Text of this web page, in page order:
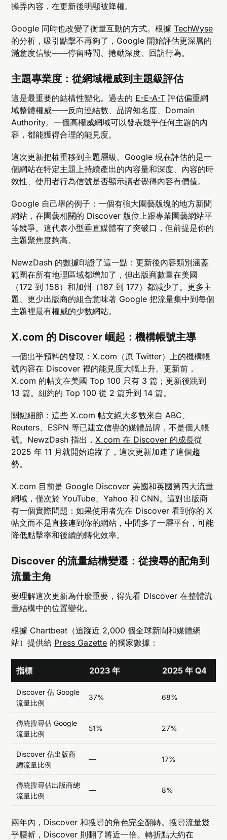
操弄內容，在更新後明顯被降權。
Google 同時也改變了衡量互動的方式。根據TechWyse
的分析，吸引點擊不再夠了，Google 開始評估更深層的
滿意度信號——停留時間、捲動深度、回訪行為。
主題專業度：從網域權威到主題級評估
這是最重要的結構性變化。過去的 E-E-A-T 評估偏重網
域整體權威——反向連結數、品牌知名度、Domain
Authority。一個高權威網域可以發表幾乎任何主題的內
容，都能獲得合理的能見度。
這次更新把權重移到主題層級。Google 現在評估的是一
個網站在特定主題上持續產出的內容量和深度、內容的時
效性、使用者行為信號是否顯示讀者覺得內容有價值。
Google 自己舉的例子：一個有強大園藝版塊的地方新聞
網站，在園藝相關的 Discover 版位上跟專業園藝網站平
等競爭。這代表小型垂直媒體有了突破口，但前提是你的
主題聚焦度夠高。
NewzDash 的數據印證了這一點：更新後內容類別涵蓋
範圍在所有地理區域都增加了，但出版商數量在美國
（172 到 158）和加州（187 到 177）都減少了。更多主
題、更少出版商的組合意味著 Google 把流量集中到每個
主題裡最有權威的少數網站。
X.com 的 Discover 崛起：機構帳號主導
一個出乎預料的發現：X.com（原 Twitter）上的機構帳
號內容在 Discover 裡的能見度大幅上升。更新前，
X.com 的帖文在美國 Top 100 只有 3 篇；更新後跳到
13 篇。紐約的 Top 100 從 2 篇升到 14 篇。
關鍵細節：這些 X.com 帖文絕大多數來自 ABC、
Reuters、ESPN 等已建立信譽的媒體品牌，不是個人帳
號。NewzDash 指出， X.com 在 Discover 的成長從
2025 年 11 月就開始追蹤了，這次更新加速了這個趨
勢。
X.com 目前是 Google Discover 美國和英國第四大流量
網域，僅次於 YouTube、Yahoo 和 CNN。這對出版商
有一個實際問題：如果使用者先在 Discover 看到你的 X
帖文而不是直接連到你的網站，中間多了一層平台，可能
降低點擊率和後續的轉化效率。
Discover 的流量結構變遷：從搜尋的配角到
流量主角
要理解這次更新為什麼重要，得先看 Discover 在整體流
量結構中的位置變化。
根據 Chartbeat（追蹤近 2,000 個全球新聞和媒體網
站）提供給 Press Gazette 的獨家數據：
指標 2023 年 2025 年 Q4
Discover 佔 Google
流量比例
37% 68%
傳統搜尋佔 Google
流量比例
51% 27%
Discover 佔出版商
總流量比例
— 17%
傳統搜尋佔出版商總
流量比例
— 8%
兩年內，Discover 和搜尋的角色完全翻轉。搜尋流量幾
乎腰斬，Discover 則翻了將近一倍。轉折點大約在